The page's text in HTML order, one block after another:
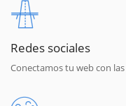
Redes sociales
Conectamos tu web con